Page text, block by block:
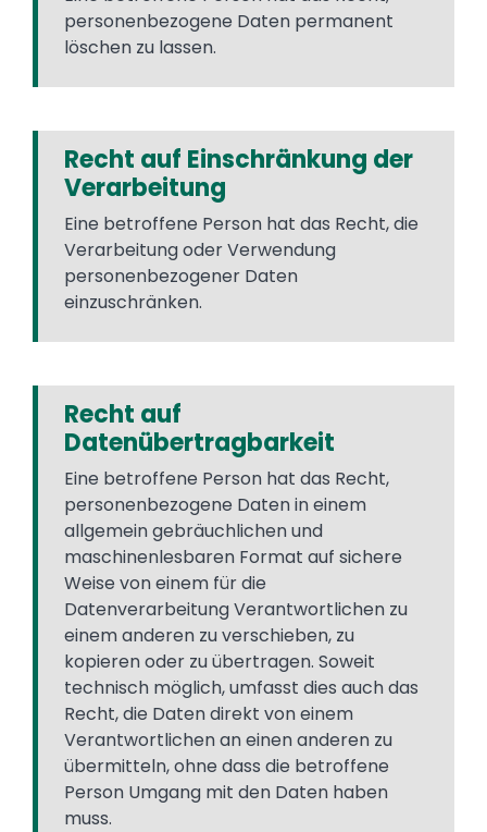
personenbezogene Daten permanent
löschen zu lassen.
Recht auf Einschränkung der
Verarbeitung
Eine betroffene Person hat das Recht, die
Verarbeitung oder Verwendung
personenbezogener Daten
einzuschränken.
Recht auf
Datenübertragbarkeit
Eine betroffene Person hat das Recht,
personenbezogene Daten in einem
allgemein gebräuchlichen und
maschinenlesbaren Format auf sichere
Weise von einem für die
Datenverarbeitung Verantwortlichen zu
einem anderen zu verschieben, zu
kopieren oder zu übertragen. Soweit
technisch möglich, umfasst dies auch das
Recht, die Daten direkt von einem
Verantwortlichen an einen anderen zu
übermitteln, ohne dass die betroffene
Person Umgang mit den Daten haben
muss.